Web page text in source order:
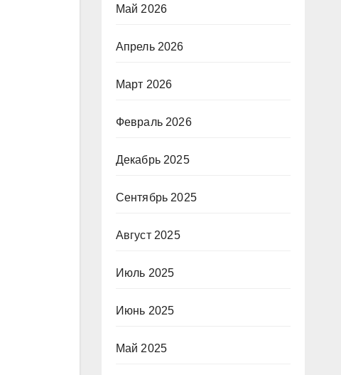
Май 2026
Апрель 2026
Март 2026
Февраль 2026
Декабрь 2025
Сентябрь 2025
Август 2025
Июль 2025
Июнь 2025
Май 2025